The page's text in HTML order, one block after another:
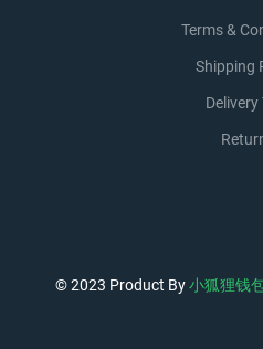
Terms &
Shipping
Delivery
© 2023 Product By小狐狸钱